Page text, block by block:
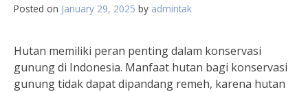
Posted on January 29, 2025 by admintak
Hutan memiliki peran penting dalam konservasi
gunung di Indonesia. Manfaat hutan bagi konservasi
gunung tidak dapat dipandang remeh, karena hutan